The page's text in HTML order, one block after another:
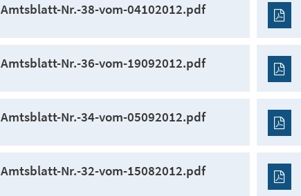
Amtsblatt-Nr.-38-vom-04102012.pdf
Amtsblatt-Nr.-36-vom-19092012.pdf
Amtsblatt-Nr.-34-vom-05092012.pdf
Amtsblatt-Nr.-32-vom-15082012.pdf